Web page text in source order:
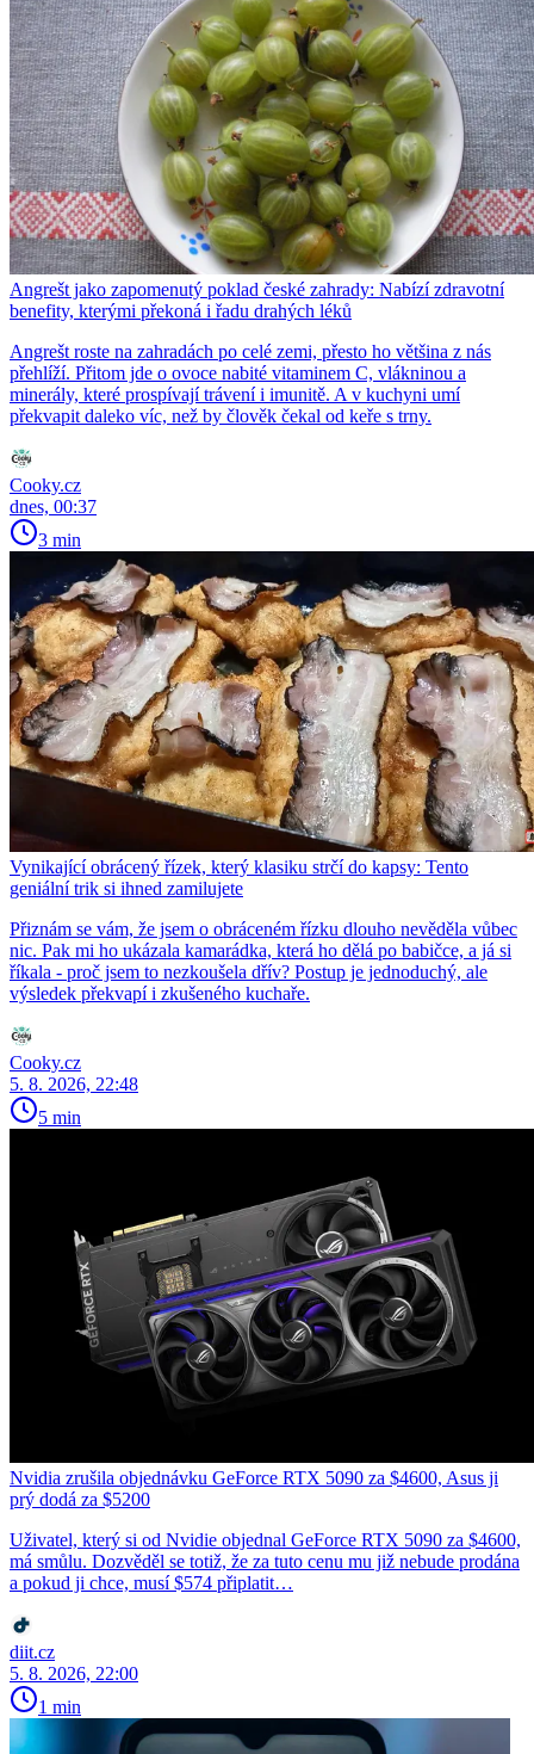
Angrešt jako zapomenutý poklad české zahrady: Nabízí zdravotní
benefity, kterými překoná i řadu drahých léků
Angrešt roste na zahradách po celé zemi, přesto ho většina z nás
přehlíží. Přitom jde o ovoce nabité vitaminem C, vlákninou a
minerály, které prospívají trávení i imunitě. A v kuchyni umí
překvapit daleko víc, než by člověk čekal od keře s trny.
Cooky.cz
dnes, 00:37
3 min
Vynikající obrácený řízek, který klasiku strčí do kapsy: Tento
geniální trik si ihned zamilujete
Přiznám se vám, že jsem o obráceném řízku dlouho nevěděla vůbec
nic. Pak mi ho ukázala kamarádka, která ho dělá po babičce, a já si
říkala - proč jsem to nezkoušela dřív? Postup je jednoduchý, ale
výsledek překvapí i zkušeného kuchaře.
Cooky.cz
5. 8. 2026, 22:48
5 min
Nvidia zrušila objednávku GeForce RTX 5090 za $4600, Asus ji
prý dodá za $5200
Uživatel, který si od Nvidie objednal GeForce RTX 5090 za $4600,
má smůlu. Dozvěděl se totiž, že za tuto cenu mu již nebude prodána
a pokud ji chce, musí $574 připlatit…
diit.cz
5. 8. 2026, 22:00
1 min